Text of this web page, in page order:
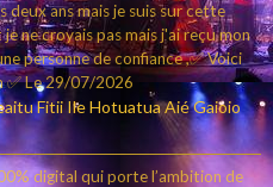
deux ans mais je suis sur cette
ne croyais pas mais j'ai reçu mon
personne de confiance ,✅ Voici
✅Le 29/07/2026
Fitii Ile Hotuatua Aié Gaioio
digital qui porte l’ambition de